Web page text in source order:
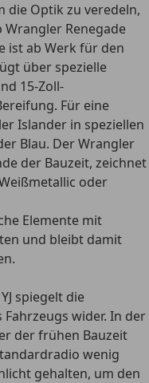
die Optik zu veredeln,
Wrangler Renegade
ist ab Werk für den
über spezielle
15-Zoll-
Für eine
Islander in speziellen
Blau. Der Wrangler
der Bauzeit, zeichnet
oder
Elemente mit
und bleibt damit
spiegelt die
wider. In der
der frühen Bauzeit
wenig
gehalten, um den